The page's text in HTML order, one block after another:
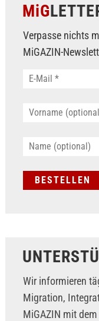
MiG
Verpasse nichts
MiGAZIN-
Wir informieren
Migration,
MiGAZIN mit dem